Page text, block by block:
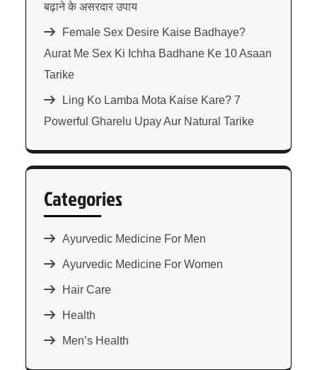
बढ़ाने के असरदार उपाय
Female Sex Desire Kaise Badhaye?
Aurat Me Sex Ki Ichha Badhane Ke 10 Asaan
Tarike
Ling Ko Lamba Mota Kaise Kare? 7
Powerful Gharelu Upay Aur Natural Tarike
Categories
Ayurvedic Medicine For Men
Ayurvedic Medicine For Women
Hair Care
Health
Men’s Health